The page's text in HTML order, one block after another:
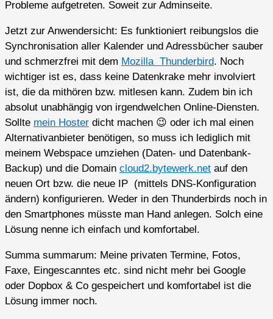
Probleme aufgetreten. Soweit zur Adminseite.
Jetzt zur Anwendersicht: Es funktioniert reibungslos die
Synchronisation aller Kalender und Adressbücher sauber
und schmerzfrei mit dem Mozilla Thunderbird. Noch
wichtiger ist es, dass keine Datenkrake mehr involviert
ist, die da mithören bzw. mitlesen kann. Zudem bin ich
absolut unabhängig von irgendwelchen Online-Diensten.
Sollte mein Hoster dicht machen 😉 oder ich mal einen
Alternativanbieter benötigen, so muss ich lediglich mit
meinem Webspace umziehen (Daten- und Datenbank-
Backup) und die Domain cloud2.bytewerk.net auf den
neuen Ort bzw. die neue IP (mittels DNS-Konfiguration
ändern) konfigurieren. Weder in den Thunderbirds noch in
den Smartphones müsste man Hand anlegen. Solch eine
Lösung nenne ich einfach und komfortabel.
Summa summarum: Meine privaten Termine, Fotos,
Faxe, Eingescanntes etc. sind nicht mehr bei Google
oder Dopbox & Co gespeichert und komfortabel ist die
Lösung immer noch.